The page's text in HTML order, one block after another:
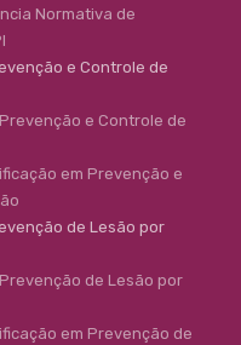
Normativa de
e Controle de
e Controle de
em Prevenção e
de Lesão por
de Lesão por
em Prevenção de